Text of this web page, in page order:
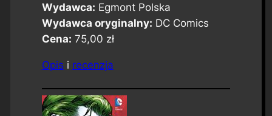
Wydawca: Egmont Polska
Wydawca oryginalny: DC Comics
Cena: 75,00 zł
Opis i recenzja